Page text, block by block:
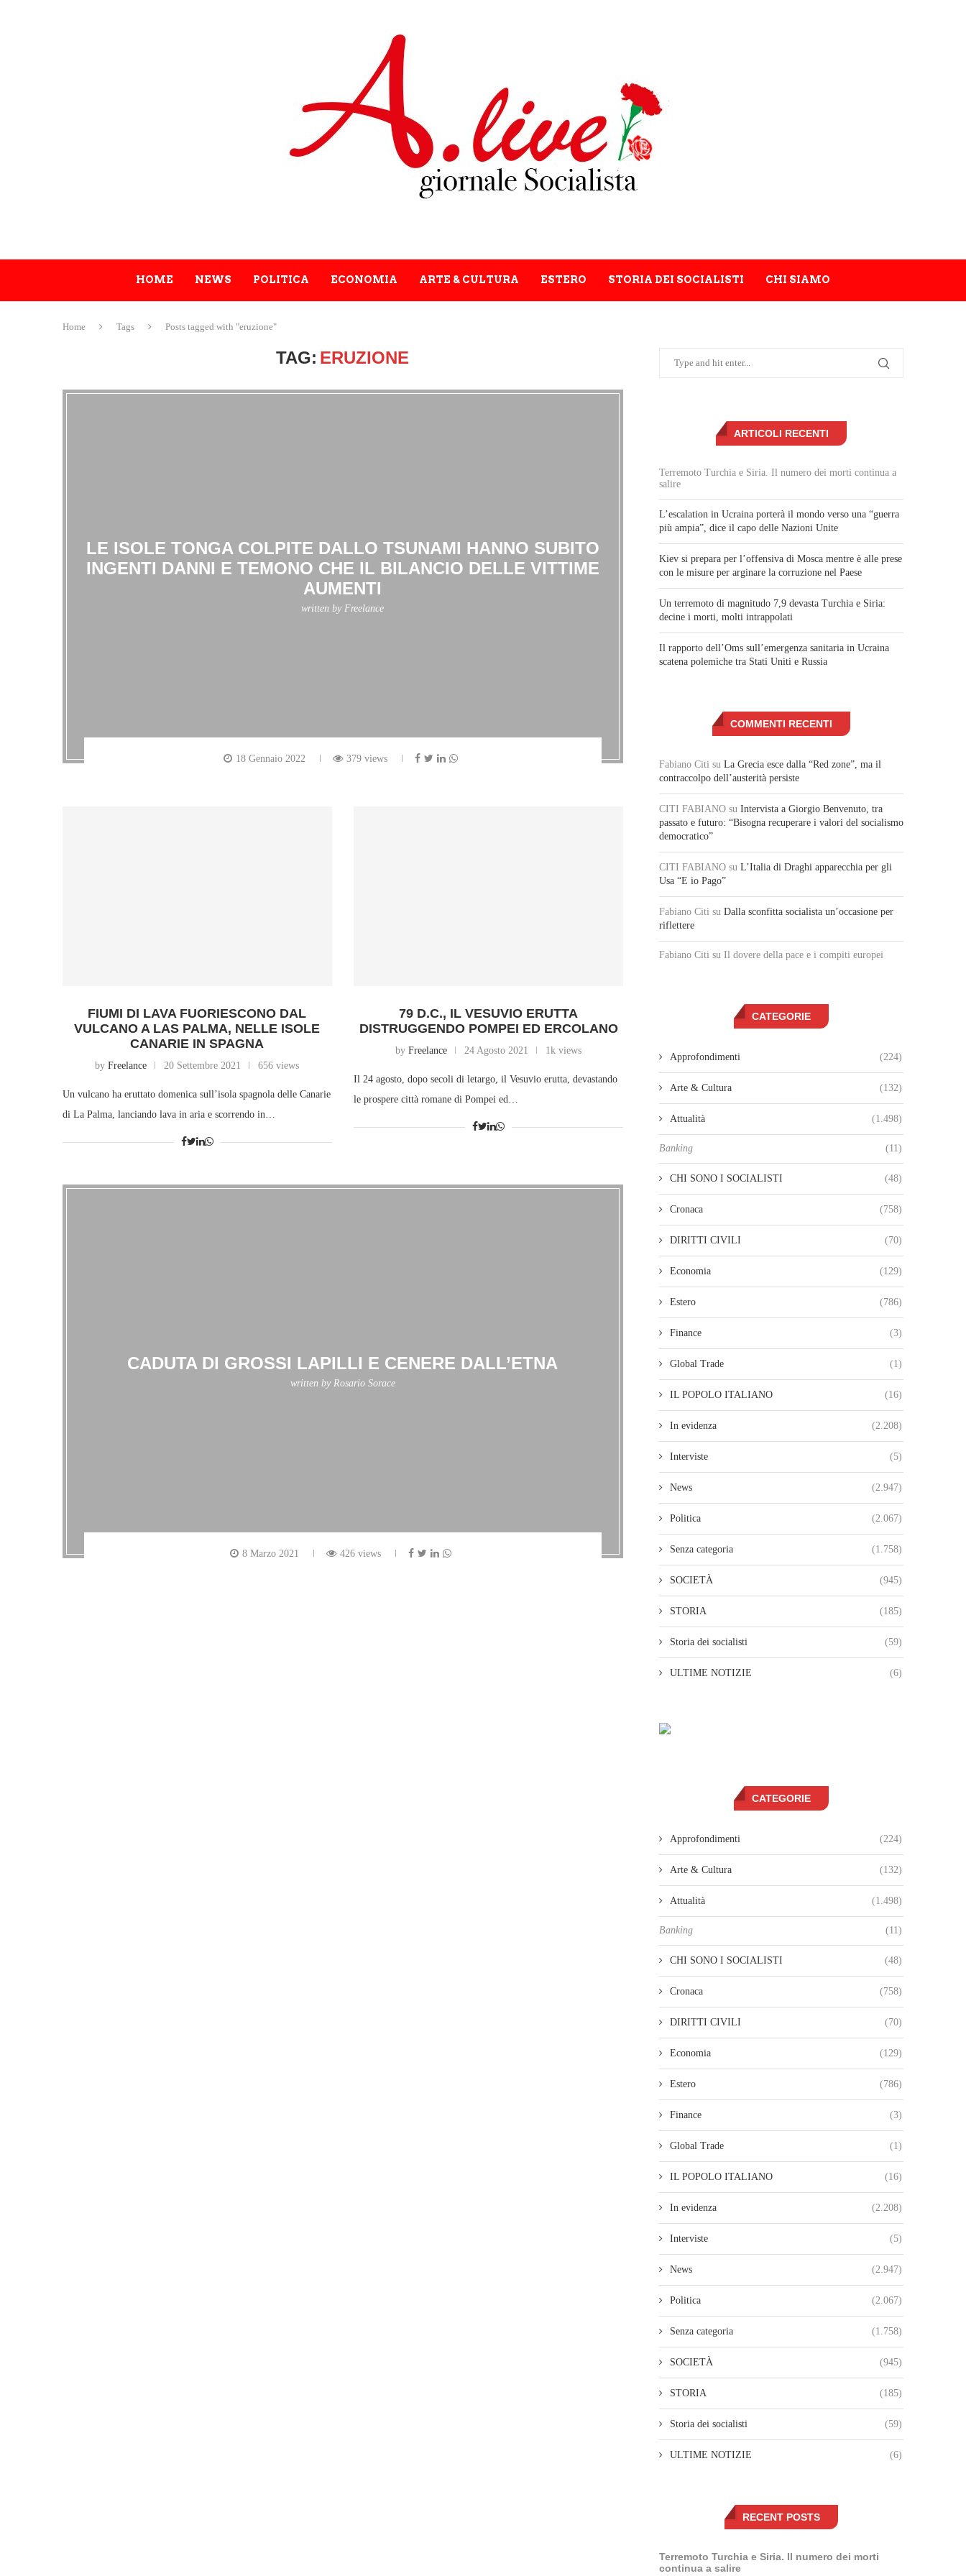
HOME NEWS POLITICA ECONOMIA ARTE & CULTURA ESTERO STORIA DEI SOCIALISTI CHI SIAMO
Home Tags Posts tagged with "eruzione"
TAG: ERUZIONE
LE ISOLE TONGA COLPITE DALLO TSUNAMI HANNO SUBITO
INGENTI DANNI E TEMONO CHE IL BILANCIO DELLE VITTIME
AUMENTI
written by Freelance
18 Gennaio 2022 379 views
FIUMI DI LAVA FUORIESCONO DAL
VULCANO A LAS PALMA, NELLE ISOLE
CANARIE IN SPAGNA
byFreelance 20 Settembre 2021 656 views
Un vulcano ha eruttato domenica sull’isola spagnola delle Canarie
di La Palma, lanciando lava in aria e scorrendo in…
79 D.C., IL VESUVIO ERUTTA
DISTRUGGENDO POMPEI ED ERCOLANO
byFreelance 24 Agosto 2021 1k views
Il 24 agosto, dopo secoli di letargo, il Vesuvio erutta, devastando
le prospere città romane di Pompei ed…
CADUTA DI GROSSI LAPILLI E CENERE DALL’ETNA
written by Rosario Sorace
8 Marzo 2021 426 views
ARTICOLI RECENTI
Terremoto Turchia e Siria. Il numero dei morti continua a
salire
L’escalation in Ucraina porterà il mondo verso una “guerra
più ampia”, dice il capo delle Nazioni Unite
Kiev si prepara per l’offensiva di Mosca mentre è alle prese
con le misure per arginare la corruzione nel Paese
Un terremoto di magnitudo 7,9 devasta Turchia e Siria:
decine i morti, molti intrappolati
Il rapporto dell’Oms sull’emergenza sanitaria in Ucraina
scatena polemiche tra Stati Uniti e Russia
COMMENTI RECENTI
Fabiano Citi su La Grecia esce dalla “Red zone”, ma il
contraccolpo dell’austerità persiste
CITI FABIANO su Intervista a Giorgio Benvenuto, tra
passato e futuro: “Bisogna recuperare i valori del socialismo
democratico”
CITI FABIANO su L’Italia di Draghi apparecchia per gli
Usa “E io Pago”
Fabiano Citi su Dalla sconfitta socialista un’occasione per
riflettere
Fabiano Citi su Il dovere della pace e i compiti europei
CATEGORIE
Approfondimenti (224)
Arte & Cultura (132)
Attualità (1.498)
Banking (11)
CHI SONO I SOCIALISTI (48)
Cronaca (758)
DIRITTI CIVILI (70)
Economia (129)
Estero (786)
Finance (3)
Global Trade (1)
IL POPOLO ITALIANO (16)
In evidenza (2.208)
Interviste (5)
News (2.947)
Politica (2.067)
Senza categoria (1.758)
SOCIETÀ (945)
STORIA (185)
Storia dei socialisti (59)
ULTIME NOTIZIE (6)
CATEGORIE
Approfondimenti (224)
Arte & Cultura (132)
Attualità (1.498)
Banking (11)
CHI SONO I SOCIALISTI (48)
Cronaca (758)
DIRITTI CIVILI (70)
Economia (129)
Estero (786)
Finance (3)
Global Trade (1)
IL POPOLO ITALIANO (16)
In evidenza (2.208)
Interviste (5)
News (2.947)
Politica (2.067)
Senza categoria (1.758)
SOCIETÀ (945)
STORIA (185)
Storia dei socialisti (59)
ULTIME NOTIZIE (6)
RECENT POSTS
Terremoto Turchia e Siria. Il numero dei morti
continua a salire